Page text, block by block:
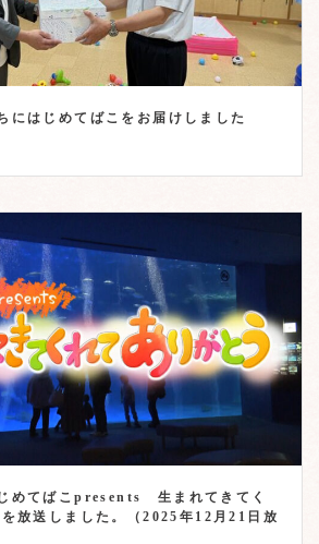
にはじめてばこをお届けしました
じめてばこpresents 生まれてきてく
放送しました。（2025年12月21日放